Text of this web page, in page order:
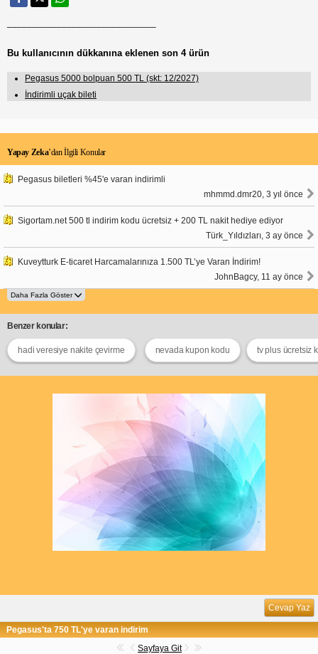
Bu kullanıcının dükkanına eklenen son 4 ürün
Pegasus 5000 bolpuan 500 TL (skt: 12/2027)
İndirimli uçak bileti
Yapay Zeka’dan İlgili Konular
Pegasus biletleri %45'e varan indirimli
mhmmd.dmr20, 3 yıl önce
Sigortam.net 500 tl indirim kodu ücretsiz + 200 TL nakit hediye ediyor
Türk_Yıldızları, 3 ay önce
Kuveytturk E-ticaret Harcamalarınıza 1.500 TL’ye Varan İndirim!
JohnBagcy, 11 ay önce
Benzer konular:
hadi veresiye nakite çevirme nevada kupon kodu tv plus ücretsiz
Cevap Yaz
Pegasus'ta 750 TL'ye varan indirim
Sayfaya Git